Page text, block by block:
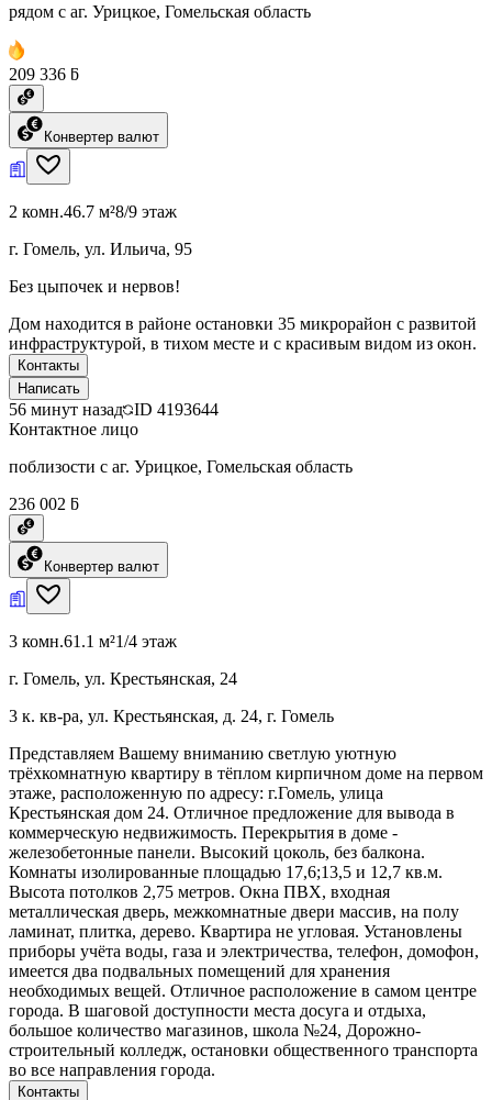
рядом с аг. Урицкое, Гомельская область
209 336 ƃ
Конвертер валют
2 комн.46.7 м²8/9 этаж
г. Гомель, ул. Ильича, 95
Без цыпочек и нервов!
Дом находится в районе остановки 35 микрорайон с развитой
инфраструктурой, в тихом месте и с красивым видом из окон.
Контакты
Написать
56 минут назад ID 4193644
Контактное лицо
поблизости с аг. Урицкое, Гомельская область
236 002 ƃ
Конвертер валют
3 комн.61.1 м²1/4 этаж
г. Гомель, ул. Крестьянская, 24
3 к. кв-ра, ул. Крестьянская, д. 24, г. Гомель
Представляем Вашему вниманию светлую уютную
трёхкомнатную квартиру в тёплом кирпичном доме на первом
этаже, расположенную по адресу: г.Гомель, улица
Крестьянская дом 24. Отличное предложение для вывода в
коммерческую недвижимость. Перекрытия в доме -
железобетонные панели. Высокий цоколь, без балкона.
Комнаты изолированные площадью 17,6;13,5 и 12,7 кв.м.
Высота потолков 2,75 метров. Окна ПВХ, входная
металлическая дверь, межкомнатные двери массив, на полу
ламинат, плитка, дерево. Квартира не угловая. Установлены
приборы учёта воды, газа и электричества, телефон, домофон,
имеется два подвальных помещений для хранения
необходимых вещей. Отличное расположение в самом центре
города. В шаговой доступности места досуга и отдыха,
большое количество магазинов, школа №24, Дорожно-
строительный колледж, остановки общественного транспорта
во все направления города.
Контакты